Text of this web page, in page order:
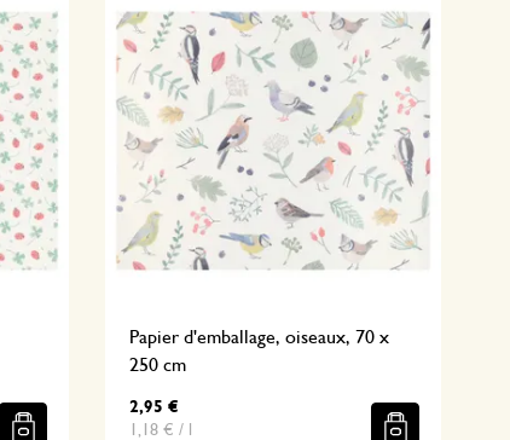
Papier d'emballage, oiseaux, 70 x
250 cm
2,95 €
1,18 € / l